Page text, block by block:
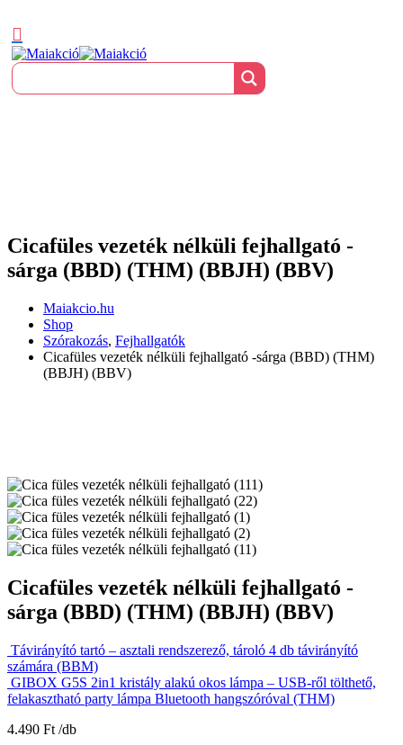
Cicafüles vezeték nélküli fejhallgató -
sárga (BBD) (THM) (BBJH) (BBV)
Maiakcio.hu
Shop
Szórakozás, Fejhallgatók
Cicafüles vezeték nélküli fejhallgató -sárga (BBD) (THM)
(BBJH) (BBV)
Cicafüles vezeték nélküli fejhallgató -
sárga (BBD) (THM) (BBJH) (BBV)
Távirányító tartó – asztali rendszerező, tároló 4 db távirányító
számára (BBM)
GIBOX G5S 2in1 kristály alakú okos lámpa – USB-ről tölthető,
felakasztható party lámpa Bluetooth hangszóróval (THM)
4.490 Ft